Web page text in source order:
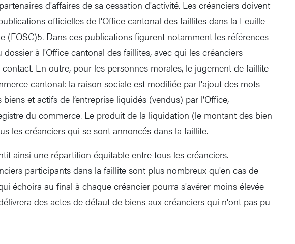
d'affaires de sa cessation d'activité. Les créanciers doivent
officielles de l'Office cantonal des faillites dans la Feuille
(FOSC)5. Dans ces publications figurent notamment les références
à l'Office cantonal des faillites, avec qui les créanciers
En outre, pour les personnes morales, le jugement de faillite
cantonal: la raison sociale est modifiée par l'ajout des mots
et actifs de l’entreprise liquidés (vendus) par l’Office,
du commerce. Le produit de la liquidation (le montant des bien
les créanciers qui se sont annoncés dans la faillite.
ainsi une répartition équitable entre tous les créanciers.
participants dans la faillite sont plus nombreux qu'en cas de
échoira au final à chaque créancier pourra s'avérer moins élevée
des actes de défaut de biens aux créanciers qui n'ont pas pu